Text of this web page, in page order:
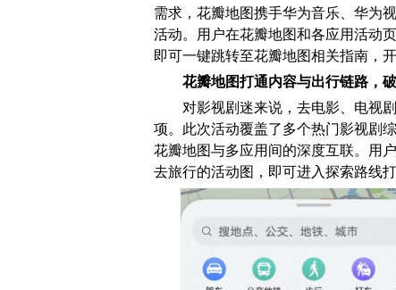
需求，花瓣地图携手华为音乐、华为
活动。用户在花瓣地图和各应用活动
即可一键跳转至花瓣地图相关指南，
花瓣地图打通内容与出行链路，
对影视剧迷来说，去电影、电视
项。此次活动覆盖了多个热门影视剧
花瓣地图与多应用间的深度互联。用
去旅行的活动图，即可进入探索路线打